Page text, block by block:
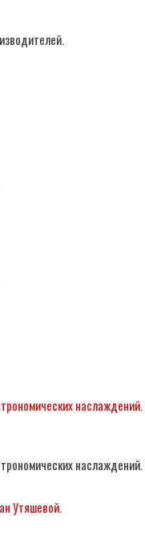
наслаждений.
наслаждений.
Утяшевой.